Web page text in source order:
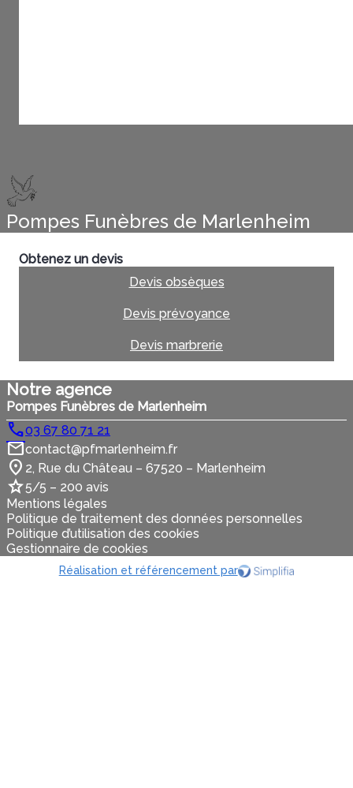
Pompes Funèbres de Marlenheim
Obtenez un devis
Devis obsèques
Devis prévoyance
Devis marbrerie
Notre agence
Pompes Funèbres de Marlenheim
03 67 80 71 21
contact@pfmarlenheim.fr
2, Rue du Château – 67520 – Marlenheim
5/5 – 200 avis
Mentions légales
Politique de traitement des données personnelles
Politique d’utilisation des cookies
Gestionnaire de cookies
Réalisation et référencement par